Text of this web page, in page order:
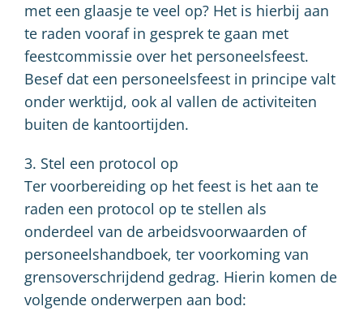
met een glaasje te veel op? Het is hierbij aan
te raden vooraf in gesprek te gaan met
feestcommissie over het personeelsfeest.
Besef dat een personeelsfeest in principe valt
onder werktijd, ook al vallen de activiteiten
buiten de kantoortijden.
3. Stel een protocol op
Ter voorbereiding op het feest is het aan te
raden een protocol op te stellen als
onderdeel van de arbeidsvoorwaarden of
personeelshandboek, ter voorkoming van
grensoverschrijdend gedrag. Hierin komen de
volgende onderwerpen aan bod: